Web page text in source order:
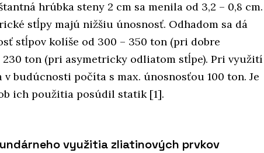
hrúbka steny 2 cm sa menila od 3,2 – 0,8 cm.
stĺpy majú nižšiu únosnosť. Odhadom sa dá
stĺpov kolíše od 300 – 350 ton (pri dobre
230 ton (pri asymetricky odliatom stĺpe). Pri využití
v budúcnosti počíta s max. únosnosťou 100 ton. Je
ich použitia posúdil statik [1].
využitia zliatinových prvkov